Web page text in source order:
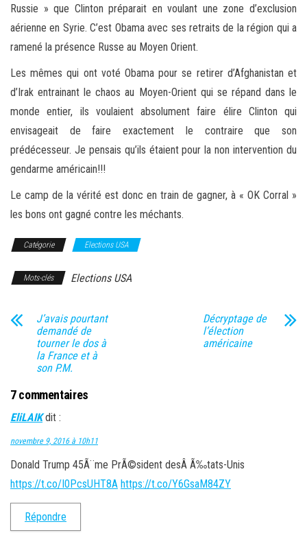
Russie » que Clinton préparait en voulant une zone d’exclusion
aérienne en Syrie. C’est Obama avec ses retraits de la région qui a
ramené la présence Russe au Moyen Orient.
Les mêmes qui ont voté Obama pour se retirer d’Afghanistan et
d’Irak entrainant le chaos au Moyen-Orient qui se répand dans le
monde entier, ils voulaient absolument faire élire Clinton qui
envisageait de faire exactement le contraire que son
prédécesseur. Je pensais qu’ils étaient pour la non intervention du
gendarme américain!!!
Le camp de la vérité est donc en train de gagner, à « OK Corral »
les bons ont gagné contre les méchants.
Catégorie Elections USA
Mots-clés Elections USA
J’avais pourtant
demandé de
tourner le dos à
la France et à
son P.M.
Décryptage de
l’élection
américaine
7 commentaires
EliLAIK dit :
novembre 9, 2016 à 10h11
Donald Trump 45Ã¨me PrÃ©sident desÂ Ã‰tats-Unis
https://t.co/I0PcsUHT8A https://t.co/Y6GsaM84ZY
Répondre